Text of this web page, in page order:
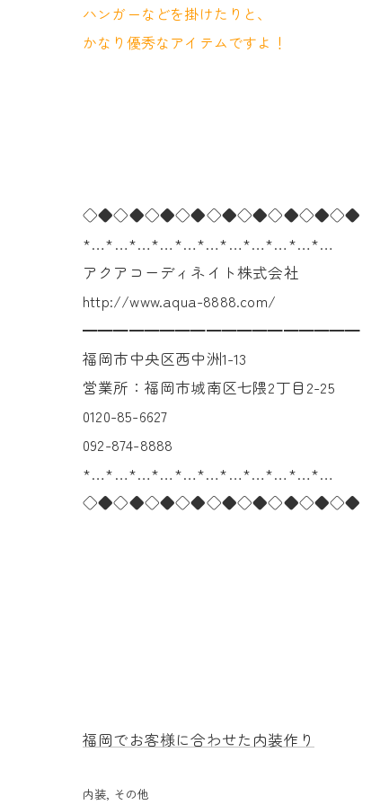
ハンガーなどを掛けたりと、
かなり優秀なアイテムですよ！
◇◆◇◆◇◆◇◆◇◆◇◆◇◆◇◆◇◆
*…*…*…*…*…*…*…*…*…*…*…
アクアコーディネイト株式会社
http://www.aqua-8888.com/
━━━━━━━━━━━━━━━━━━
福岡市中央区西中洲1-13
営業所：福岡市城南区七隈2丁目2-25
0120-85-6627
092-874-8888
*…*…*…*…*…*…*…*…*…*…*…
◇◆◇◆◇◆◇◆◇◆◇◆◇◆◇◆◇◆
福岡でお客様に合わせた内装作り
内装 その他